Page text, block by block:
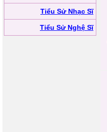
Tiểu Sử Nhạc Sĩ
Tiểu Sử Nghệ Sĩ